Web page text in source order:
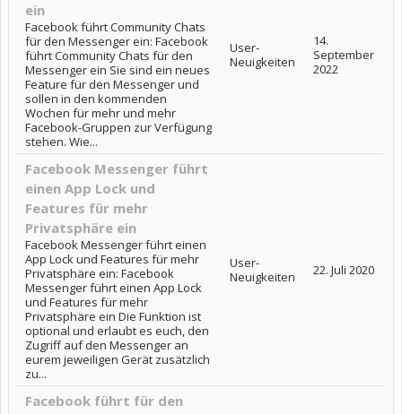
ein
Facebook führt Community Chats
für den Messenger ein: Facebook
führt Community Chats für den
Messenger ein Sie sind ein neues
Feature für den Messenger und
sollen in den kommenden
Wochen für mehr und mehr
Facebook-Gruppen zur Verfügung
stehen. Wie...
User-
Neuigkeiten
14.
September
2022
Facebook Messenger führt
einen App Lock und
Features für mehr
Privatsphäre ein
Facebook Messenger führt einen
App Lock und Features für mehr
Privatsphäre ein: Facebook
Messenger führt einen App Lock
und Features für mehr
Privatsphäre ein Die Funktion ist
optional und erlaubt es euch, den
Zugriff auf den Messenger an
eurem jeweiligen Gerät zusätzlich
zu...
User-
Neuigkeiten
22. Juli 2020
Facebook führt für den